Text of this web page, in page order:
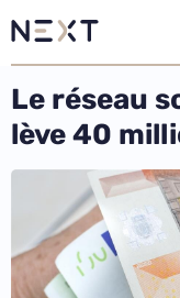
Le réseau
lève 40